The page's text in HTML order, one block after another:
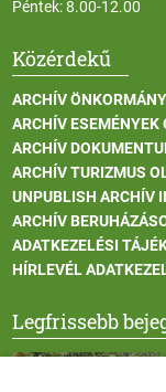
Péntek: 8.00-12.00
Közérdekű
ARCHÍV
ARCHÍV ESEMÉNYEK
ARCHÍV
ARCHÍV TURIZMUS
UNPUBLISH ARCHÍV
ARCHÍV
ADATKEZELÉSI
HÍRLEVÉL
Legfrissebb